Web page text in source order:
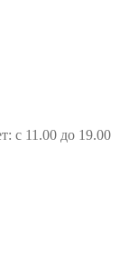
с 11.00 до 19.00